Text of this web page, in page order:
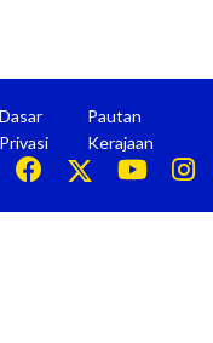
Dasar
Privasi
Pautan
Kerajaan